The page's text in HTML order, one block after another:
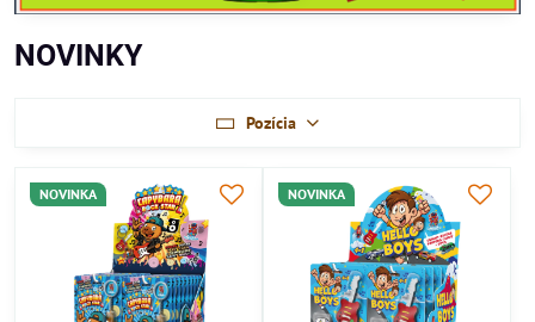
NOVINKY
Pozícia
NOVINKA NOVINKA